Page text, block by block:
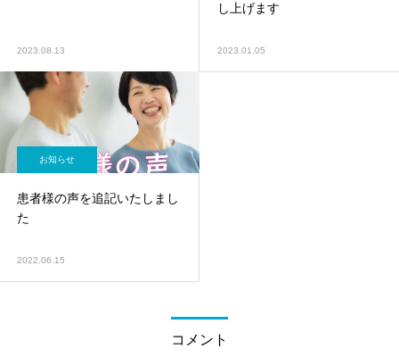
2023.08.13
し上げます
2023.01.05
お知らせ
患者様の声を追記いたしまし
た
2022.06.15
コメント